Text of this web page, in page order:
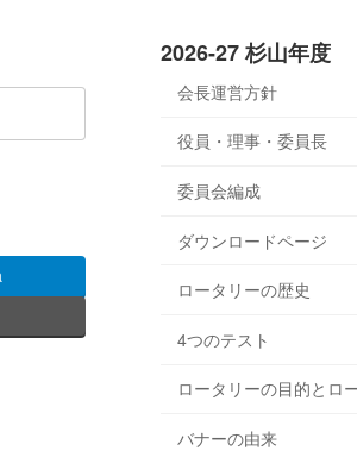
2026-27 杉山年度
会長運営方針
役員・理事・委員長
委員会編成
ダウンロードページ
ロータリーの歴史
4つのテスト
ロータリーの目的とロ
バナーの由来